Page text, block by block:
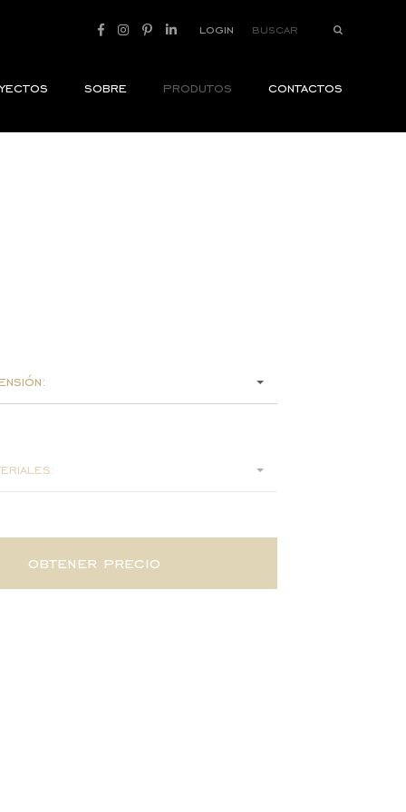
login
sobre produtos contactos
obtener precio